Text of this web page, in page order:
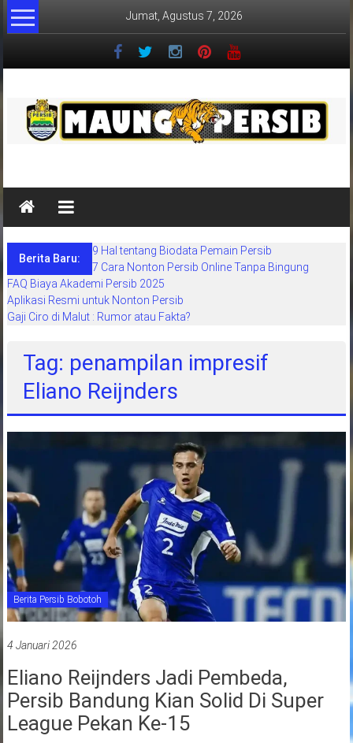
Lompat
ke
Jumat, Agustus 7, 2026
Maung
Persib
situs
berita
khusus
sepakbola
jawa
barat
Berita Baru:
9 Hal tentang Biodata Pemain Persib
7 Cara Nonton Persib Online Tanpa Bingung
FAQ Biaya Akademi Persib 2025
Aplikasi Resmi untuk Nonton Persib
Gaji Ciro di Malut : Rumor atau Fakta?
Tag: penampilan impresif
Eliano Reijnders
Berita Persib Bobotoh
4 Januari 2026
Eliano Reijnders Jadi Pembeda,
Persib Bandung Kian Solid Di Super
League Pekan Ke-15